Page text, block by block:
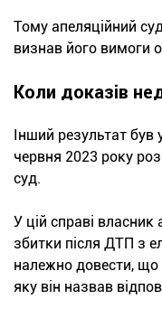
Тому апеляційний
визнав його вимоги
Коли доказів
Інший результат
червня 2023 року
суд.
У цій справі
збитки після ДТП з
належно довести,
яку він назвав